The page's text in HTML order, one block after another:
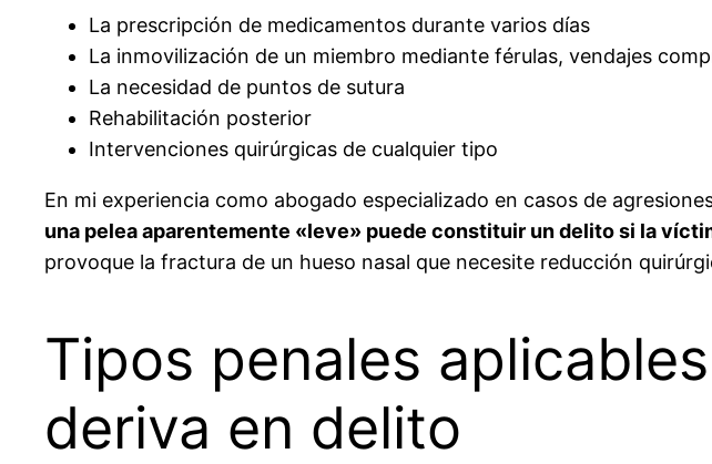
La prescripción de medicamentos durante varios días
La inmovilización de un miembro mediante férulas, vendajes
La necesidad de puntos de sutura
Rehabilitación posterior
Intervenciones quirúrgicas de cualquier tipo
En mi experiencia como abogado especializado en casos de
una pelea aparentemente «leve» puede constituir un delito si la
provoque la fractura de un hueso nasal que necesite reducción
Tipos penales
deriva en delito